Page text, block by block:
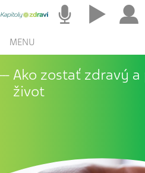
MENU
Ako zostať zdravý
život